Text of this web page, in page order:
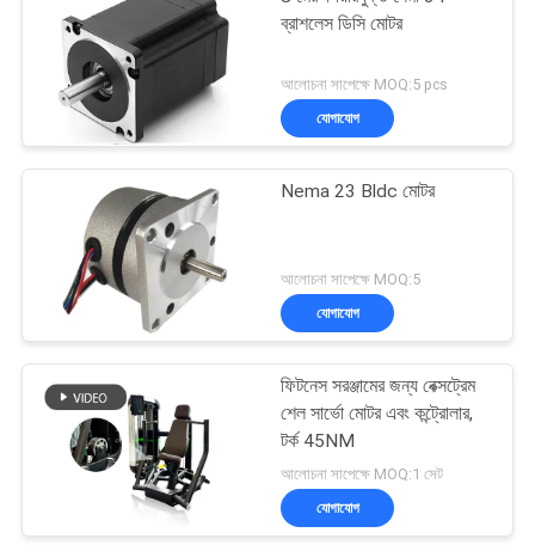
ব্রাশলেস ডিসি মোটর
আলোচনা সাপেক্ষে MOQ:5 pcs
যোগাযোগ
Nema 23 Bldc মোটর
আলোচনা সাপেক্ষে MOQ:5
যোগাযোগ
ফিটনেস সরঞ্জামের জন্য বেক্সট্রেম
শেল সার্ভো মোটর এবং কন্ট্রোলার,
টর্ক 45NM
আলোচনা সাপেক্ষে MOQ:1 সেট
যোগাযোগ